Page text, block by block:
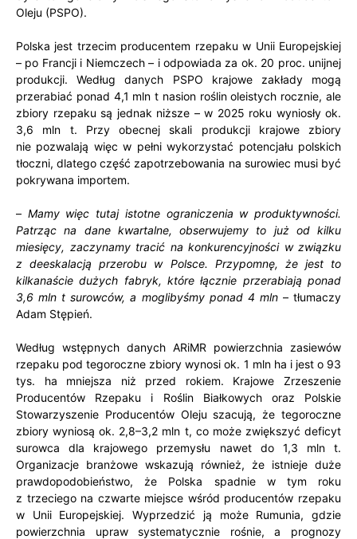
Oleju (PSPO).
Polska jest trzecim producentem rzepaku w Unii Europejskiej
– po Francji i Niemczech – i odpowiada za ok. 20 proc. unijnej
produkcji. Według danych PSPO krajowe zakłady mogą
przerabiać ponad 4,1 mln t nasion roślin oleistych rocznie, ale
zbiory rzepaku są jednak niższe – w 2025 roku wyniosły ok.
3,6 mln t. Przy obecnej skali produkcji krajowe zbiory
nie pozwalają więc w pełni wykorzystać potencjału polskich
tłoczni, dlatego część zapotrzebowania na surowiec musi być
pokrywana importem.
– Mamy więc tutaj istotne ograniczenia w produktywności.
Patrząc na dane kwartalne, obserwujemy to już od kilku
miesięcy, zaczynamy tracić na konkurencyjności w związku
z deeskalacją przerobu w Polsce. Przypomnę, że jest to
kilkanaście dużych fabryk, które łącznie przerabiają ponad
3,6 mln t surowców, a moglibyśmy ponad 4 mln – tłumaczy
Adam Stępień.
Według wstępnych danych ARiMR powierzchnia zasiewów
rzepaku pod tegoroczne zbiory wynosi ok. 1 mln ha i jest o 93
tys. ha mniejsza niż przed rokiem. Krajowe Zrzeszenie
Producentów Rzepaku i Roślin Białkowych oraz Polskie
Stowarzyszenie Producentów Oleju szacują, że tegoroczne
zbiory wyniosą ok. 2,8–3,2 mln t, co może zwiększyć deficyt
surowca dla krajowego przemysłu nawet do 1,3 mln t.
Organizacje branżowe wskazują również, że istnieje duże
prawdopodobieństwo, że Polska spadnie w tym roku
z trzeciego na czwarte miejsce wśród producentów rzepaku
w Unii Europejskiej. Wyprzedzić ją może Rumunia, gdzie
powierzchnia upraw systematycznie rośnie, a prognozy